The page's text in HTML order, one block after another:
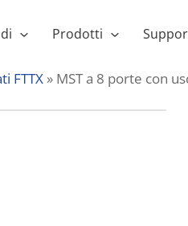
Prodotti
FTTX » MST a 8 porte con